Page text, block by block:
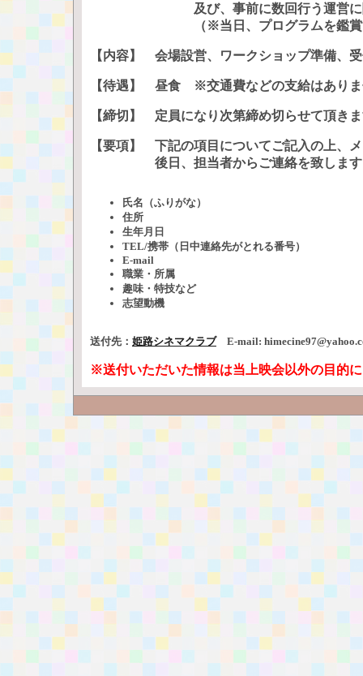
及び、事前に数回行う運営に関す
（※当日、プログラムを鑑賞する
【内容】 会場設営、ワークショップ準備、
【待遇】 昼食 ※交通費などの支給はありま
【締切】 定員になり次第締め切らせて頂き
【要項】 下記の項目についてご記入の上、
後日、担当者からご連絡を致します
氏名（ふりがな）
住所
生年月日
TEL/携帯（日中連絡先がとれる番号）
E-mail
職業・所属
趣味・特技など
志望動機
送付先： 姫路シネマクラブE-mail:
※送付いただいた情報は当上映会以外の目的